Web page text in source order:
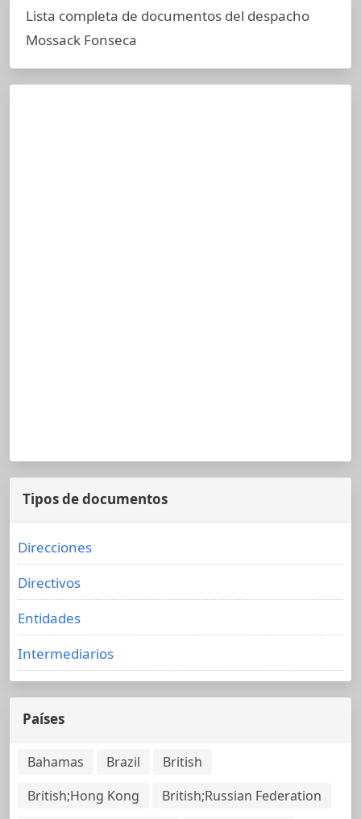
Lista completa de documentos del despacho
Mossack Fonseca
Tipos de documentos
Direcciones
Directivos
Entidades
Intermediarios
Países
Bahamas Brazil
British
British;Hong Kong
British;Russian Federation